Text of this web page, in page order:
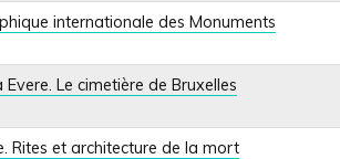
internationale des Monuments
Le cimetière de Bruxelles
Rites et architecture de la mort